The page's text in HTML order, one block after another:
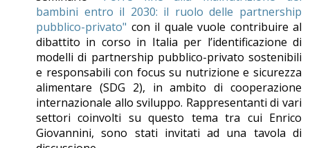
bambini entro il 2030: il ruolo delle partnership
pubblico-privato" con il quale vuole contribuire al
dibattito in corso in Italia per l’identificazione di
modelli di partnership pubblico-privato sostenibili
e responsabili con focus su nutrizione e sicurezza
alimentare (SDG 2), in ambito di cooperazione
internazionale allo sviluppo. Rappresentanti di vari
settori coinvolti su questo tema tra cui Enrico
Giovannini, sono stati invitati ad una tavola di